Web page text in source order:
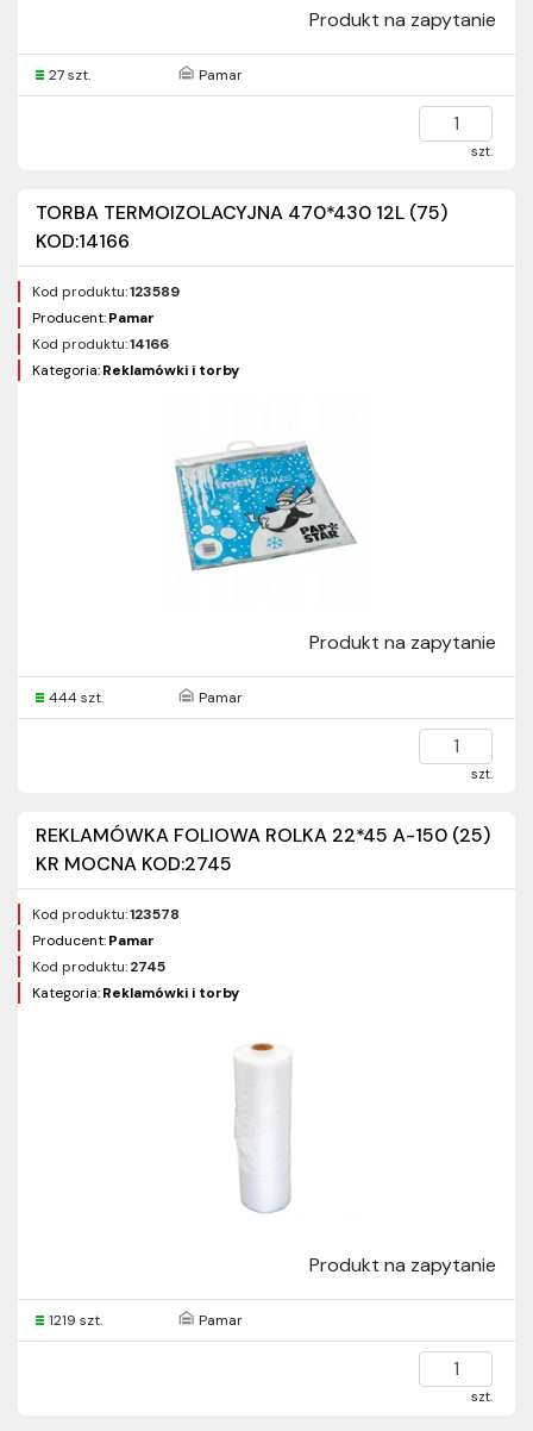
Produkt na zapytanie
27 szt. Pamar
szt.
TORBA TERMOIZOLACYJNA 470*430 12L (75)
KOD:14166
Kod produktu:123589
Producent:Pamar
Kod produktu:14166
Kategoria:Reklamówki i torby
Produkt na zapytanie
444 szt. Pamar
szt.
REKLAMÓWKA FOLIOWA ROLKA 22*45 A-150 (25)
KR MOCNA KOD:2745
Kod produktu:123578
Producent:Pamar
Kod produktu:2745
Kategoria:Reklamówki i torby
Produkt na zapytanie
1219 szt. Pamar
szt.